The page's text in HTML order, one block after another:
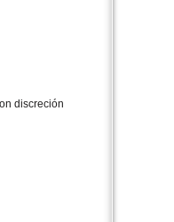
discreción